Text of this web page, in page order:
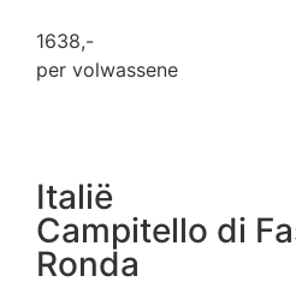
1638,-
per volwassene
Italië
Campitello di
Ronda